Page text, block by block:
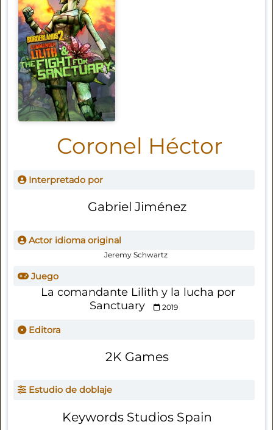
Coronel Héctor
Interpretado por
Gabriel Jiménez
Actor idioma original
Jeremy Schwartz
Juego
La comandante Lilith y la lucha por
Sanctuary
2019
Editora
2K Games
Estudio de doblaje
Keywords Studios Spain